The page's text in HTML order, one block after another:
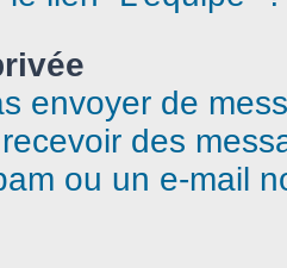
envoyer de
des
ou un e-mail